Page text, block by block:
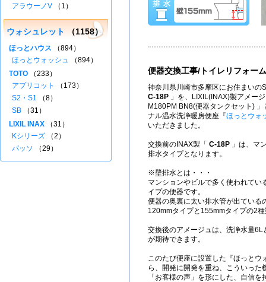
便器交換工事/トイレリフォーム
神奈川県川崎市多摩区にお住まいの
C-18P 」を、LIXIL(INAX)製アメー
M180PM BN8(便器タンクセット)
ナル温水洗浄暖房便座『ほっとウォ
いただきました。
交換前のINAX製「 C-18P 」は、マ
排水タイプとなります。
※壁排水とは・・・
マンションやビルで多く使われてい
イプの便器です。
便器の奥裏に太い排水管が出ている
120mmタイプと155mmタイプの2
交換後のアメージュは、洗浄水量
が期待できます。
このたび便座に設置した『ほっとウ
ら、開発に開発を重ね、こういった
「お客様の声」を形にした、自信
アラウーノV （1）
ウォシュレット （1158）
ほっとハウス （894）
ほっとウォッシュ （894）
TOTO （233）
アプリコット
（173）
S2・S1 （8）
SB （31）
LIXIL INAX （31）
Kシリーズ （2）
パッソ （29）